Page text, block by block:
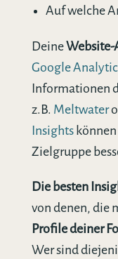
Auf welche
DeineWebsite-
Google
Informationen
z.B. Meltwater
Insightskönnen
Zielgruppe
Die besten
von denen, die
Profile deiner
Wer sind